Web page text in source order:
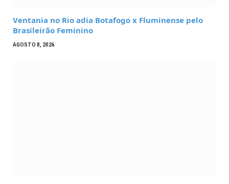
Ventania no Rio adia Botafogo x Fluminense pelo
Brasileirão Feminino
AGOSTO 8, 2026